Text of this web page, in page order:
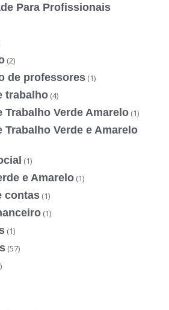
Para Profissionais
(2)
de professores (1)
trabalho (4)
Trabalho Verde Amarelo (1)
Trabalho Verde e Amarelo
(1)
e Amarelo (1)
contas (1)
(1)
(1)
(57)